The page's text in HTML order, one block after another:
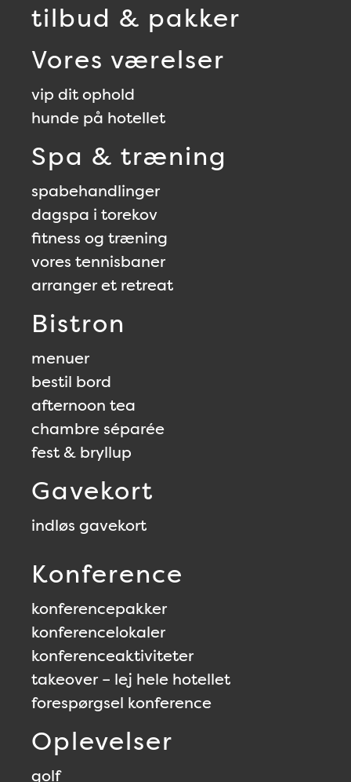
tilbud & pakker
Vores værelser
vip dit ophold
hunde på hotellet
Spa & træning
spabehandlinger
dagspa i torekov
fitness og træning
vores tennisbaner
arranger et retreat
Bistron
menuer
bestil bord
afternoon tea
chambre séparée
fest & bryllup
Gavekort
indløs gavekort
Konference
konferencepakker
konferencelokaler
konferenceaktiviteter
takeover – lej hele hotellet
forespørgsel konference
Oplevelser
golf